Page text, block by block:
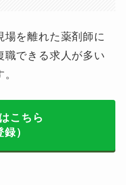
場を離れた薬剤師に
職できる求人が多い
こちら
録）